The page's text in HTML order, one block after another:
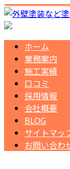
ホーム
業務案内
施工実績
口コミ
採用情報
会社概要
BLOG
サイトマッ
お問い合わ